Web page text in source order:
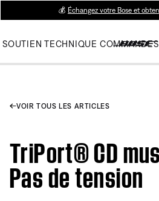
💰 Échangez votre Bose et
SOUTIEN TECHNIQUE COMMANDES
VOIR TOUS LES ARTICLES
TriPort® CD
Pas de tension